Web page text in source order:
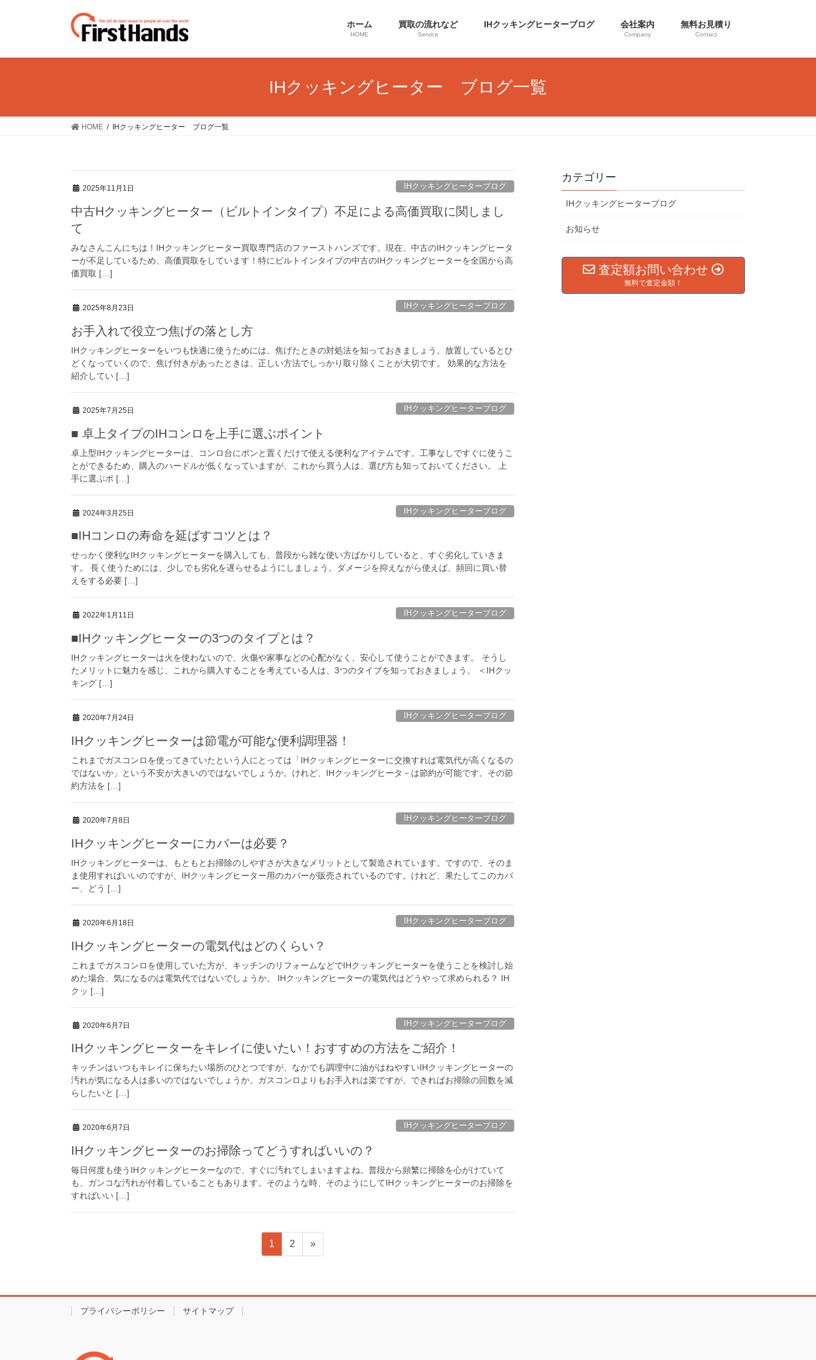
ホーム
HOME
買取の流れなど
Service
IHクッキングヒーターブログ 会社案内
Company
無料お見積り
Contact
IHクッキングヒーター ブログ一覧
HOME IHクッキングヒーター ブログ一覧
2025年11月1日 IHクッキングヒーターブログ
中古Hクッキングヒーター（ビルトインタイプ）不足による高価買取に関しまし
て
みなさんこんにちは！IHクッキングヒーター買取専門店のファーストハンズです。現在、中古のIHクッキングヒータ
ーが不足しているため、高価買取をしています！特にビルトインタイプの中古のIHクッキングヒーターを全国から高
価買取 […]
2025年8月23日 IHクッキングヒーターブログ
お手入れで役立つ焦げの落とし方
IHクッキングヒーターをいつも快適に使うためには、焦げたときの対処法を知っておきましょう。放置しているとひ
どくなっていくので、焦げ付きがあったときは、正しい方法でしっかり取り除くことが大切です。 効果的な方法を
紹介してい […]
2025年7月25日 IHクッキングヒーターブログ
■ 卓上タイプのIHコンロを上手に選ぶポイント
卓上型IHクッキングヒーターは、コンロ台にポンと置くだけで使える便利なアイテムです。工事なしですぐに使うこ
とができるため、購入のハードルが低くなっていますが、これから買う人は、選び方も知っておいてください。 上
手に選ぶポ […]
2024年3月25日 IHクッキングヒーターブログ
■IHコンロの寿命を延ばすコツとは？
せっかく便利なIHクッキングヒーターを購入しても、普段から雑な使い方ばかりしていると、すぐ劣化していきま
す。 長く使うためには、少しでも劣化を遅らせるようにしましょう。ダメージを抑えながら使えば、頻回に買い替
えをする必要 […]
2022年1月11日 IHクッキングヒーターブログ
■IHクッキングヒーターの3つのタイプとは？
IHクッキングヒーターは火を使わないので、火傷や家事などの心配がなく、安心して使うことができます。 そうし
たメリットに魅力を感じ、これから購入することを考えている人は、3つのタイプを知っておきましょう。 ＜IHクッ
キング […]
2020年7月24日 IHクッキングヒーターブログ
IHクッキングヒーターは節電が可能な便利調理器！
これまでガスコンロを使ってきていたという人にとっては「IHクッキングヒーターに交換すれば電気代が高くなるの
ではないか」という不安が大きいのではないでしょうか。けれど、IHクッキングヒータ－は節約が可能です。その節
約方法を […]
2020年7月8日 IHクッキングヒーターブログ
IHクッキングヒーターにカバーは必要？
IHクッキングヒーターは、もともとお掃除のしやすさが大きなメリットとして製造されています。ですので、そのま
ま使用すればいいのですが、IHクッキングヒーター用のカバーが販売されているのです。けれど、果たしてこのカバ
ー、どう […]
2020年6月18日 IHクッキングヒーターブログ
IHクッキングヒーターの電気代はどのくらい？
これまでガスコンロを使用していた方が、キッチンのリフォームなどでIHクッキングヒーターを使うことを検討し始
めた場合、気になるのは電気代ではないでしょうか。 IHクッキングヒーターの電気代はどうやって求められる？ IH
クッ […]
2020年6月7日 IHクッキングヒーターブログ
IHクッキングヒーターをキレイに使いたい！おすすめの方法をご紹介！
キッチンはいつもキレイに保ちたい場所のひとつですが、なかでも調理中に油がはねやすいIHクッキングヒーターの
汚れが気になる人は多いのではないでしょうか。ガスコンロよりもお手入れは楽ですが、できればお掃除の回数を減
らしたいと […]
2020年6月7日 IHクッキングヒーターブログ
IHクッキングヒーターのお掃除ってどうすればいいの？
毎日何度も使うIHクッキングヒーターなので、すぐに汚れてしまいますよね。普段から頻繁に掃除を心がけていて
も、ガンコな汚れが付着していることもあります。そのような時、そのようにしてIHクッキングヒーターのお掃除を
すればいい […]
ナ
ビ
ペ
ー
1
ペ
ー
2 »
カテゴリー
IHクッキングヒーターブログ
お知らせ
査定額お問い合わせ
無料で査定金額！
プライバシーポリシー サイトマップ